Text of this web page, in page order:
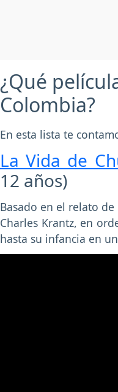
¿Qué
Colombia?
En esta lista te
La Vida de
12 años)
Basado en el relato
Charles Krantz, en
hasta su infancia en